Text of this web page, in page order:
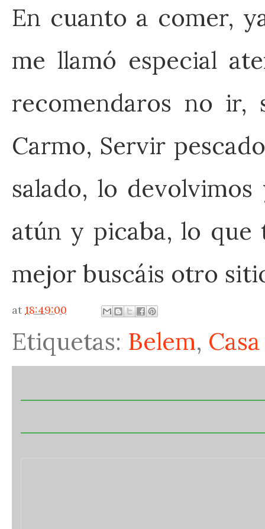
En cuanto a comer,
me llamó especial
recomendaros no ir,
Carmo, Servir
salado, lo
atún y picaba, lo que
mejor buscáis otro
at 18:49:00
Etiquetas: Belem,